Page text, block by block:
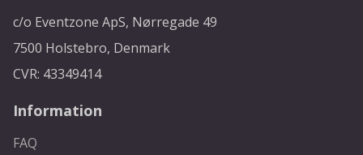
c/o Eventzone ApS, Nørregade 49
7500 Holstebro, Denmark
CVR: 43349414
Information
FAQ